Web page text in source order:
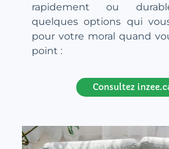
rapidement ou
quelques options qui
pour votre moral quand
point :
Consultez